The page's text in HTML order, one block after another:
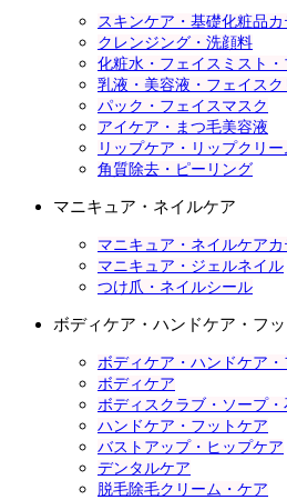
スキンケア・基礎化粧品
クレンジング・洗顔料
化粧水・フェイスミスト
乳液・美容液・フェイスク
パック・フェイスマスク
アイケア・まつ毛美容液
リップケア・リップクリー
角質除去・ピーリング
マニキュア・ネイルケア
マニキュア・ネイルケア
マニキュア・ジェルネイル
つけ爪・ネイルシール
ボディケア・ハンドケア・フ
ボディケア・ハンドケア
ボディケア
ボディスクラブ・ソープ・
ハンドケア・フットケア
バストアップ・ヒップケア
デンタルケア
脱毛除毛クリーム・ケア